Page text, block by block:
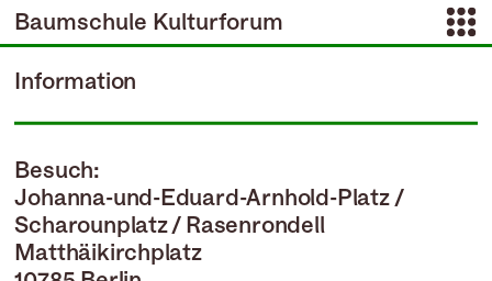
Baumschule Kulturforum
Information
Besuch:
Johanna-und-Eduard-Arnhold-Platz /
Scharounplatz / Rasenrondell
Matthäikirchplatz